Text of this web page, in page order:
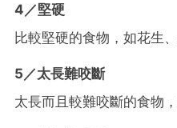
4／堅硬
比較堅硬的食物，如花生
5／太長難咬斷
太長而且較難咬斷的食物